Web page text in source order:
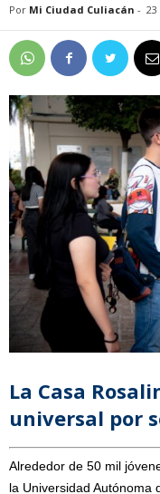
Por Mi Ciudad Culiacán - 23
La Casa
universal por
Alrededor de 50 mil
la Universidad Autónoma